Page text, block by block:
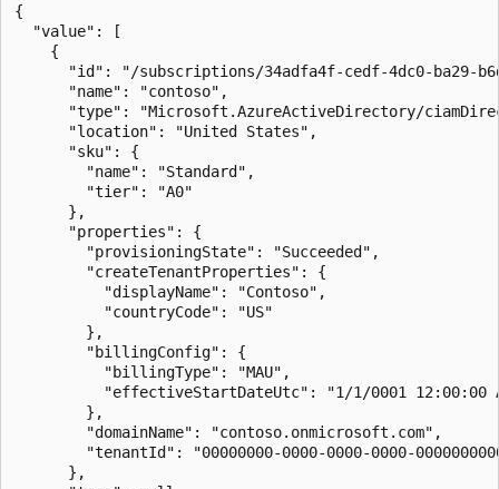
{
  "value": [
    {
"id": "/subscriptions/34adfa4f-cedf-4dc0-ba29-
      "name": "contoso",
"type": "Microsoft.AzureActiveDirectory/
      "location": "United States",
      "sku": {
        "name": "Standard",
        "tier": "A0"
      },
      "properties": {
        "provisioningState": "Succeeded",
        "createTenantProperties": {
          "displayName": "Contoso",
          "countryCode": "US"
        },
        "billingConfig": {
          "billingType": "MAU",
"effectiveStartDateUtc": "1/1/0001 12:00:00
        },
        "domainName": "contoso.onmicrosoft.com",
"tenantId": "00000000-0000-0000-0000-
      },